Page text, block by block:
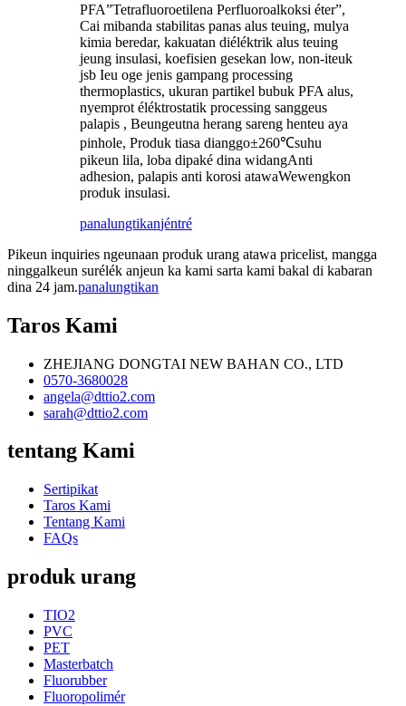
PFA”Tetrafluoroetilena Perfluoroalkoksi éter”,
Cai mibanda stabilitas panas alus teuing, mulya
kimia beredar, kakuatan diéléktrik alus teuing
jeung insulasi, koefisien gesekan low, non-iteuk
jsb Ieu oge jenis gampang processing
thermoplastics, ukuran partikel bubuk PFA alus,
nyemprot éléktrostatik processing sanggeus
palapis , Beungeutna herang sareng henteu aya
pinhole, Produk tiasa dianggo±260℃suhu
pikeun lila, loba dipaké dina widangAnti
adhesion, palapis anti korosi atawaWewengkon
produk insulasi.
panalungtikanjéntré
Pikeun inquiries ngeunaan produk urang atawa pricelist, mangga
ninggalkeun surélék anjeun ka kami sarta kami bakal di kabaran
dina 24 jam.panalungtikan
Taros Kami
ZHEJIANG DONGTAI NEW BAHAN CO., LTD
0570-3680028
angela@dttio2.com
sarah@dttio2.com
tentang Kami
Sertipikat
Taros Kami
Tentang Kami
FAQs
produk urang
TIO2
PVC
PET
Masterbatch
Fluorubber
Fluoropolimér